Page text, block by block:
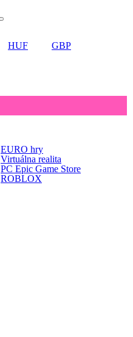
HUF GBP
EURO hry
Virtuálna realita
PC Epic Game Store
ROBLOX